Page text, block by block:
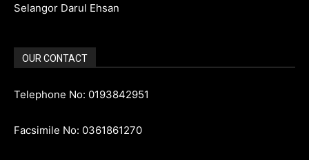
Selangor Darul Ehsan
OUR CONTACT
Telephone No: 0193842951
Facsimile No: 0361861270